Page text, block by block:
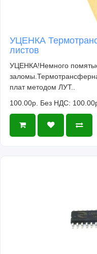
УЦЕНКА
листов
УЦЕНКА!Немного
плат методом ЛУТ..
100.00р. Без НДС: